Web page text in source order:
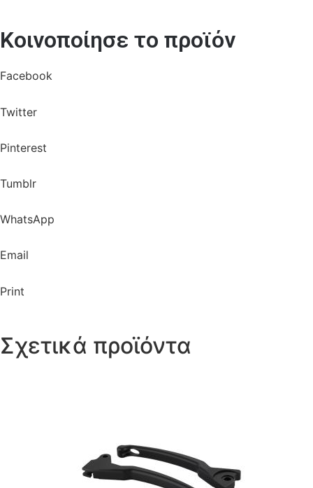
Κοινοποίησε το προϊόν
Facebook
Twitter
Pinterest
Tumblr
WhatsApp
Email
Print
Σχετικά προϊόντα